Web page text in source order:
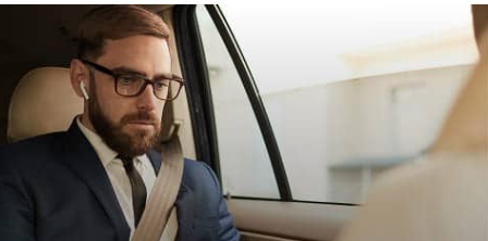
Transports professionnels
Je vous propose un service de transport dédié aux
déplacements d’affaires, adapté à vos besoins et à vos
contraintes. Que ce soit pour un rendez-vous, une réunion